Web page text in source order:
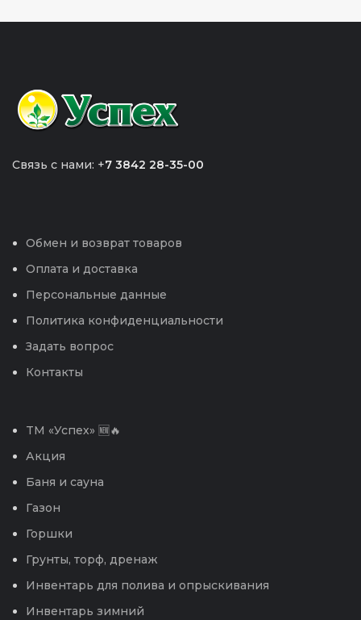
Связь с нами: +7 3842 28-35-00
Обмен и возврат товаров
Оплата и доставка
Персональные данные
Политика конфиденциальности
Задать вопрос
Контакты
TM «Успех» 🆕🔥
Акция
Баня и сауна
Газон
Горшки
Грунты, торф, дренаж
Инвентарь для полива и опрыскивания
Инвентарь зимний